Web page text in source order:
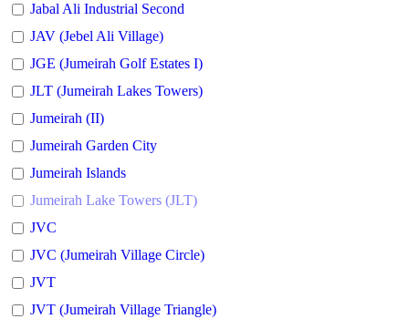
Jabal Ali Industrial Second
JAV (Jebel Ali Village)
JGE (Jumeirah Golf Estates I)
JLT (Jumeirah Lakes Towers)
Jumeirah (II)
Jumeirah Garden City
Jumeirah Islands
Jumeirah Lake Towers (JLT)
JVC
JVC (Jumeirah Village Circle)
JVT
JVT (Jumeirah Village Triangle)